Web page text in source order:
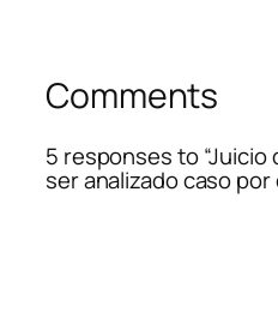
Comments
5 responses to
ser analizado caso por